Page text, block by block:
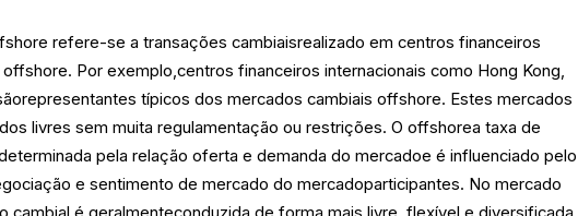
refere-se a transações cambiaisrealizado em centros financeiros
Por exemplo,centros financeiros internacionais como Hong Kong,
típicos dos mercados cambiais offshore. Estes mercados
livres sem muita regulamentação ou restrições. O offshorea taxa de
pela relação oferta e demanda do mercadoe é influenciado pelo
e sentimento de mercado do mercadoparticipantes. No mercado